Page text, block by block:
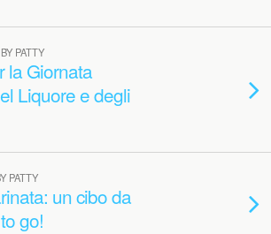
PATTY
la Giornata
Liquore e degli
PATTY
un cibo da
go!